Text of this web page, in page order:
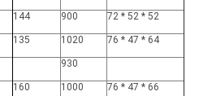
144 900 72 * 52 * 52
135 1020 76 * 47 * 64
930
160 1000 76 * 47 * 66